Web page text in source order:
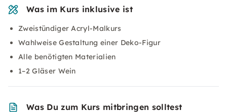
Was im Kurs inklusive ist
Zweistündiger Acryl-Malkurs
Wahlweise Gestaltung einer Deko-Figur
Alle benötigten Materialien
1–2 Gläser Wein
Was Du zum Kurs mitbringen solltest